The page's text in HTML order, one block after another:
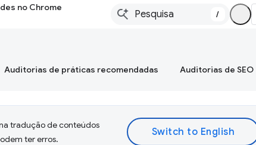
no Chrome
/
Auditorias de práticas recomendadas Auditorias de SEO
tradução de conteúdos
ter erros.